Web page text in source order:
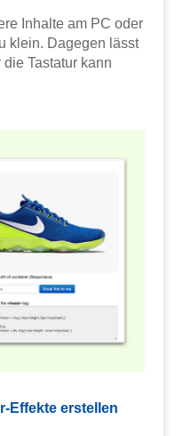
Inhalte am PC oder
klein. Dagegen lässt
Tastatur kann
Effekte erstellen